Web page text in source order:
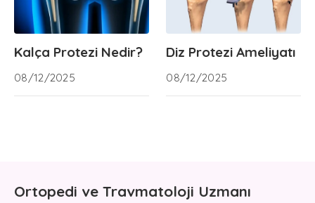
Kalça Protezi Nedir?
08/12/2025
Diz Protezi Ameliyatı
08/12/2025
Ortopedi ve Travmatoloji Uzmanı